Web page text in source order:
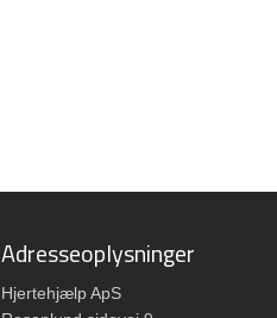
​Adresseoplysninger
​Hjertehjælp ApS​